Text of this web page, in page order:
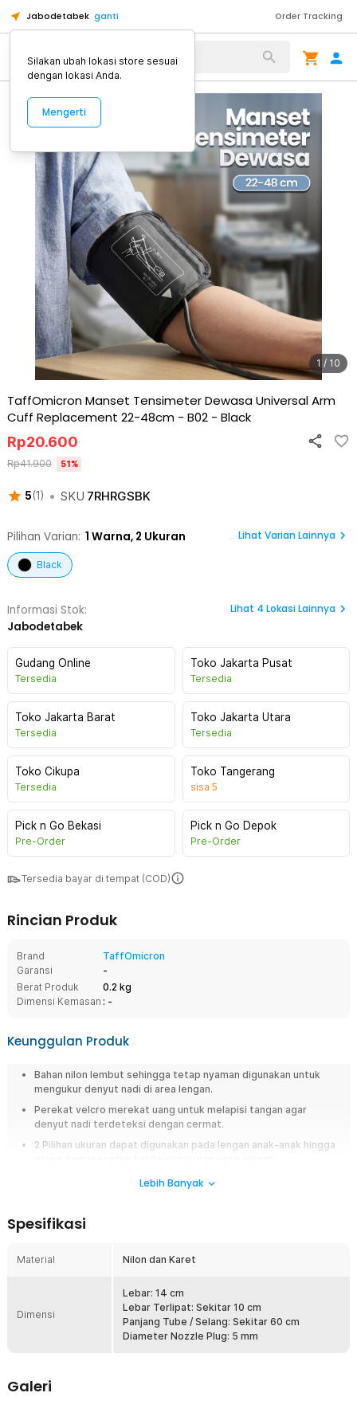
Jabodetabek ganti Order Tracking
Alat Kopi
1 / 10
TaffOmicron Manset Tensimeter Dewasa Universal Arm
Cuff Replacement 22-48cm - B02 - Black
5(1 ) • SKU 7RHRGSBK
Rp20.600
Rp41.900 51%
Pilihan Varian: 1 Warna, 2 Ukuran Lihat Varian Lainnya
Black
Informasi Stok:
Jabodetabek
Lihat 4 Lokasi Lainnya
Gudang Online
Tersedia
Toko Jakarta Pusat
Tersedia
Toko Jakarta Barat
Tersedia
Toko Jakarta Utara
Tersedia
Toko Cikupa
Tersedia
Toko Tangerang
sisa 5
Pick n Go Bekasi
Pre-Order
Pick n Go Depok
Pre-Order
Tersedia bayar di tempat (COD)
Rincian Produk
Brand
TaffOmicron
Garansi
-
Berat Produk
0.2 kg
Dimensi Kemasan : -
Keunggulan Produk
Bahan nilon lembut sehingga tetap nyaman digunakan untuk
mengukur denyut nadi di area lengan.
Perekat velcro merekat uang untuk melapisi tangan agar
denyut nadi terdeteksi dengan cermat.
2 Pilihan ukuran dapat digunakan pada lengan anak-anak hingga
Plug konektor 5 mm universal kompatibel dengan berbagai
Overview
membuat hasil pengukuran menjadi tidak akurat. Jika Anda mengalami
dari TaffOmicron. Dirancang sebagai cuff universal, produk ini
kompatibel dengan berbagai alat tensi digital dan memberikan
kenyamanan maksimal saat digunakan. Cocok untuk penggunaan di
rumah maupun fasilitas kesehatan.
Nyaman dan Ergonomis
Lebih Banyak
Spesifikasi
Material Nilon dan Karet
Dimensi
Lebar: 14 cm
Lebar Terlipat: Sekitar 10 cm
Panjang Tube / Selang: Sekitar 60 cm
Diameter Nozzle Plug: 5 mm
Galeri
Silakan ubah lokasi store sesuai
dengan lokasi Anda.
Mengerti